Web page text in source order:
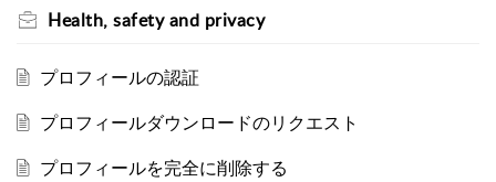
Health, safety and privacy
プロフィールの認証
プロフィールダウンロードのリクエスト
プロフィールを完全に削除する